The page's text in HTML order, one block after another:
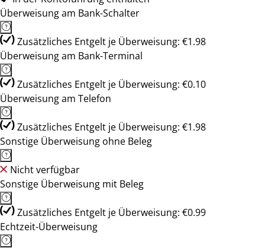
Überweisung am Bank-Schalter
Zusätzliches Entgelt je Überweisung: €1.98
Überweisung am Bank-Terminal
Zusätzliches Entgelt je Überweisung: €0.10
Überweisung am Telefon
Zusätzliches Entgelt je Überweisung: €1.98
Sonstige Überweisung ohne Beleg
Nicht verfügbar
Sonstige Überweisung mit Beleg
Zusätzliches Entgelt je Überweisung: €0.99
Echtzeit-Überweisung